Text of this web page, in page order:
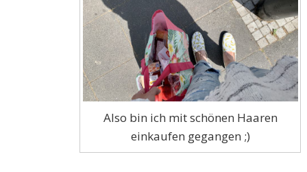
Also bin ich mit schönen Haaren
einkaufen gegangen ;)